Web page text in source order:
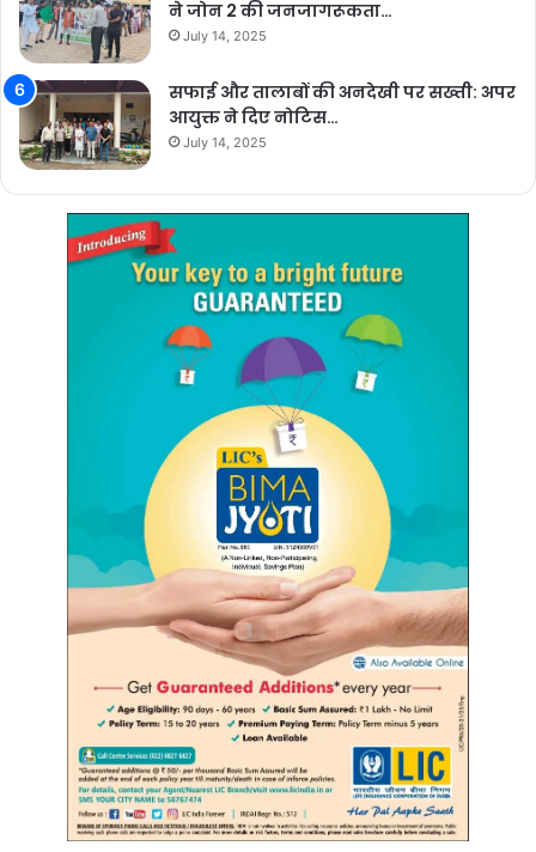
ने जोन 2 की जनजागरूकता…
July 14, 2025
सफाई और तालाबों की अनदेखी पर सख्ती: अपर
आयुक्त ने दिए नोटिस…
July 14, 2025